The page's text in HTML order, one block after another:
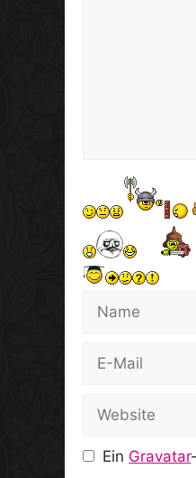
Mail
Ein Gravatar